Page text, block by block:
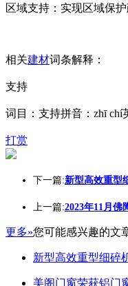
区域支持：实现区域保
相关建材词条解释：
支持
词目：支持拼音：zhī chí
打赏
下一篇:新型高效重型
上一篇:2023年11月佛
更多»您可能感兴趣的文
新型高效重型细碎
美阁门窗荣获铝门